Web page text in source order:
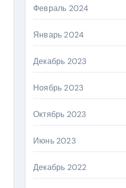
Февраль 2024
Январь 2024
Декабрь 2023
Ноябрь 2023
Октябрь 2023
Июнь 2023
Декабрь 2022